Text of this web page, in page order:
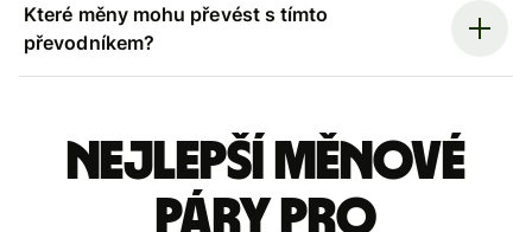
Které měny mohu převést s tímto
převodníkem?
Nejlepší měnové
páry pro